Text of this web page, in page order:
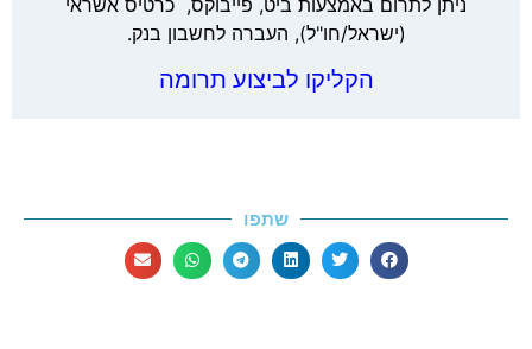
ניתן לתרום באמצעות ביט, פייבוקס, כרטיס אשראי
(ישראל/חו"ל), העברה לחשבון בנק.
הקליקו לביצוע תרומה
שתפו